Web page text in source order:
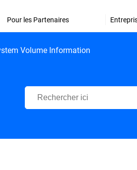
Pour les Partenaires
Volume Information
Centre d'Assistance Bitdefender